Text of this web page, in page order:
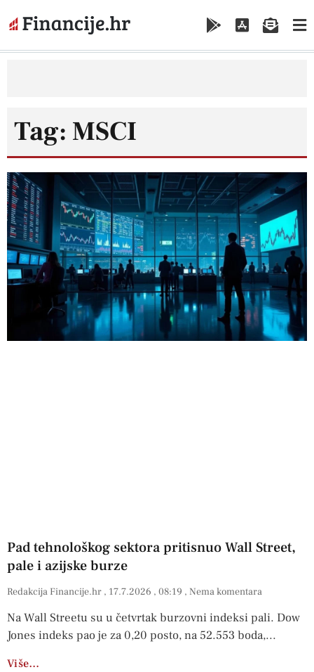
Tag: MSCI
Pad tehnološkog sektora pritisnuo Wall Street,
pale i azijske burze
Redakcija Financije.hr 17.7.2026 08:19 Nema komentara
Na Wall Streetu su u četvrtak burzovni indeksi pali. Dow
Jones indeks pao je za 0,20 posto, na 52.553 boda,
Više…